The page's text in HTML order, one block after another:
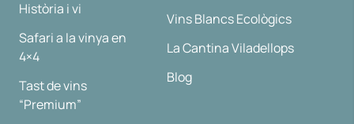
Història i vi
Safari a la vinya en
4×4
Tast de vins
“Premium”
Vins Blancs Ecològics
La Cantina Viladellops
Blog